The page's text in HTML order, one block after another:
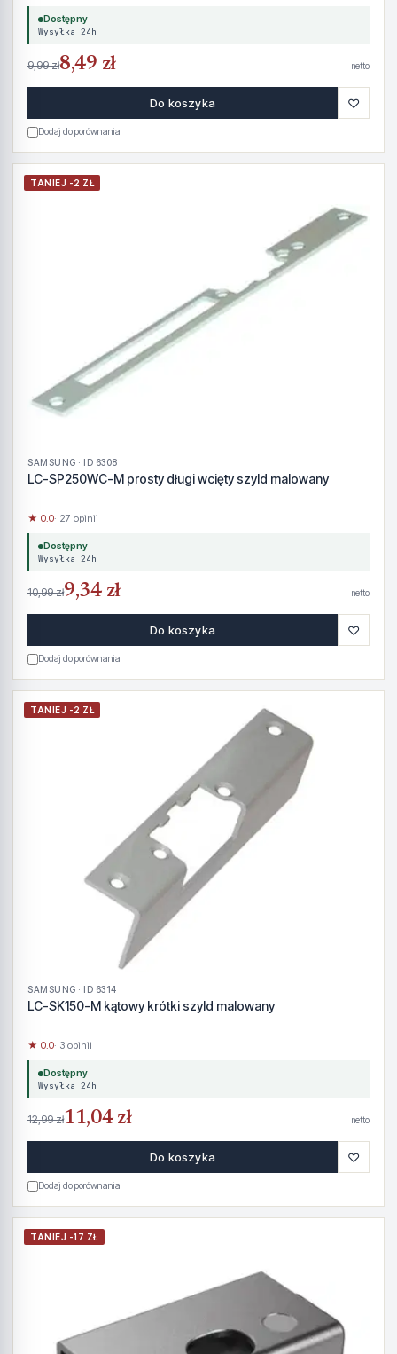
Dostępny
Wysyłka 24h
9,99 zł8,49 zł netto
Do koszyka ♡
Dodaj do porównania
TANIEJ -2 ZŁ
SAMSUNG · ID 6308
LC-SP250WC-M prosty długi wcięty szyld malowany
★ 0.0· 27 opinii
Dostępny
Wysyłka 24h
10,99 zł9,34 zł netto
Do koszyka ♡
Dodaj do porównania
TANIEJ -2 ZŁ
SAMSUNG · ID 6314
LC-SK150-M kątowy krótki szyld malowany
★ 0.0· 3 opinii
Dostępny
Wysyłka 24h
12,99 zł11,04 zł netto
Do koszyka ♡
Dodaj do porównania
TANIEJ -17 ZŁ